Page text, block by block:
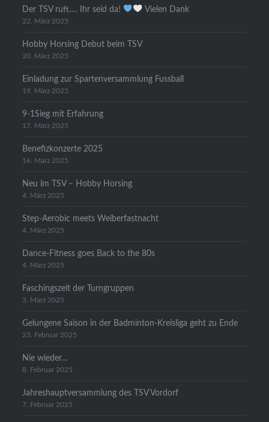
Der TSV ruft…. Ihr seid da! Vielen Dank
22. März 2025
Hobby Horsing Debut beim TSV
20. März 2025
Einladung zur Spartenversammlung Fussball
19. März 2025
9-1Sieg mit Erfahrung
17. März 2025
Benefizkonzerte 2025
16. März 2025
Neu im TSV – Hobby Horsing
4. März 2025
Step-Aerobic meets Weiberfastnacht
4. März 2025
Dance-Fitness goes Back to the 80s
4. März 2025
Faschingszeit der Turngruppen
3. März 2025
Gelungene Saison in der Badminton-Kreisliga geht zu Ende
23. Februar 2025
Nie wieder…
8. Februar 2025
Jahreshauptversammlung des TSV Vordorf
7. Februar 2025